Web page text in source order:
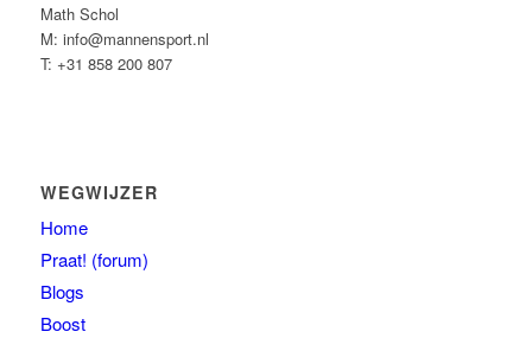
Math Schol
M: info@mannensport.nl
T: +31 858 200 807
WEGWIJZER
Home
Praat! (forum)
Blogs
Boost